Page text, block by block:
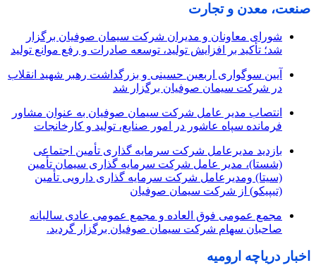
صنعت، معدن و تجارت
شورای معاونان و مدیران شرکت سیمان صوفیان برگزار
شد؛ تأکید بر افزایش تولید، توسعه صادرات و رفع موانع تولید
آیین سوگواری اربعین حسینی و بزرگداشت رهبر شهید انقلاب
در شرکت سیمان صوفیان برگزار شد
انتصاب مدیر عامل شرکت سیمان صوفیان به عنوان مشاور
فرمانده سپاه عاشور در امور صنایع، تولید و کارخانجات
بازدید مدیرعامل شرکت سرمایه گذاری تأمین اجتماعی
(شستا)، مدیر عامل شرکت سرمایه گذاری سیمان تأمین
(سیتا) ومدیرعامل شرکت سرمایه گذاری دارویی تأمین
(تیپیکو) از شرکت سیمان صوفیان
مجمع عمومی فوق العاده و مجمع عمومی عادی سالیانه
صاحبان سهام شرکت سیمان صوفیان برگزار گردید.
اخبار دریاچه ارومیه